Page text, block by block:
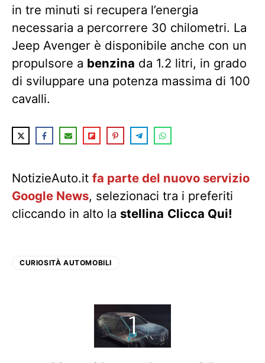
in tre minuti si recupera l’energia
necessaria a percorrere 30 chilometri. La
Jeep Avenger è disponibile anche con un
propulsore a benzina da 1.2 litri, in grado
di sviluppare una potenza massima di 100
cavalli.
NotizieAuto.it fa parte del nuovo servizio
Google News, selezionaci tra i preferiti
cliccando in alto la stellina Clicca Qui!
CURIOSITÀ AUTOMOBILI